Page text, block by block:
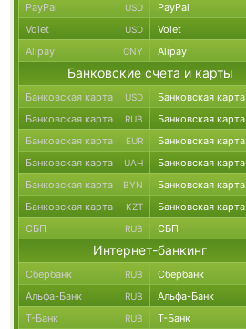
PayPal USD PayPal
Volet USD Volet
Alipay CNY Alipay
Банковские счета и карты
Банковская карта USD Банковская карта
Банковская карта RUB Банковская карта
Банковская карта EUR Банковская карта
Банковская карта UAH Банковская карта
Банковская карта BYN Банковская карта
Банковская карта KZT Банковская карта
СБП RUB СБП
Интернет-банкинг
Сбербанк RUB Сбербанк
Альфа-Банк RUB Альфа-Банк
Т-Банк RUB Т-Банк